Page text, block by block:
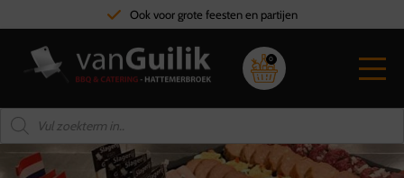
Ook voor grote feesten en partijen
0